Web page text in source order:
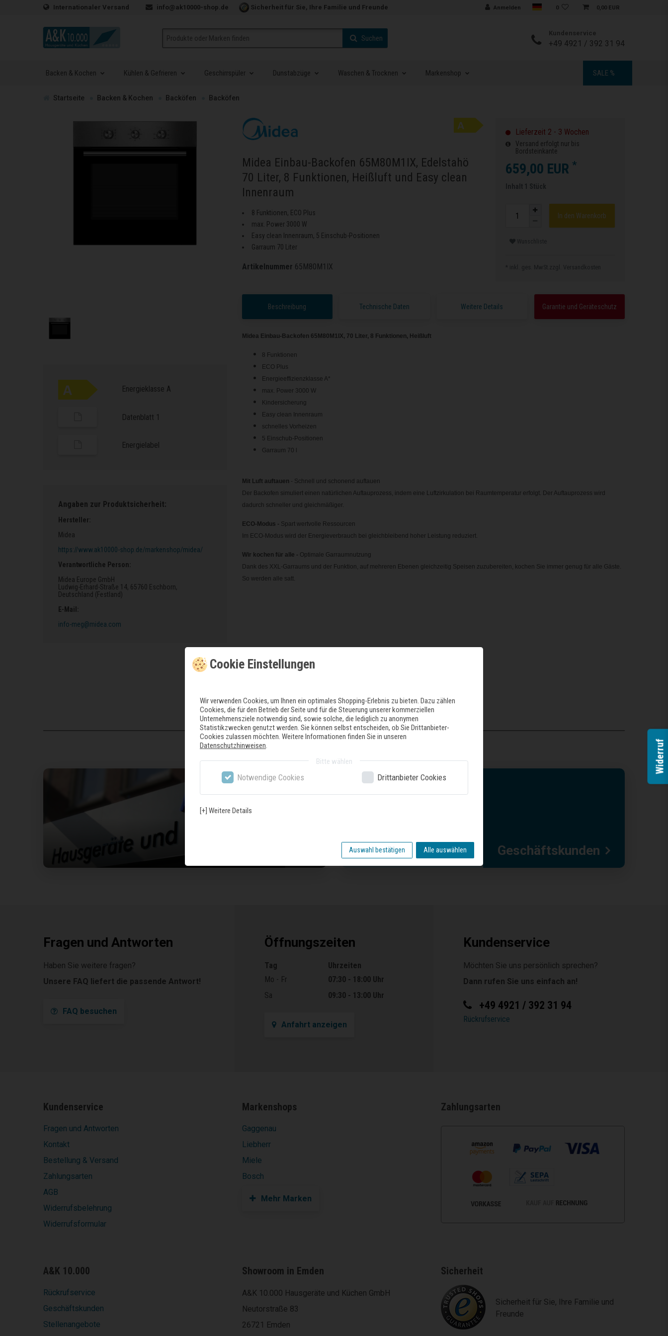
Zum Inhalt springen
Internationaler Versand info@ak10000-shop.de Sicherheit für Sie, Ihre Familie und Freunde Anmelden Sprache auswählen
0 0,00 EUR
Suche Suchen
Kundenservice
+49 4921 / 392 31 94
Backen & Kochen Kühlen & Gefrieren Geschirrspüler Dunstabzüge Waschen & Trocknen Markenshop SALE %
Zur
Startseite Backen & Kochen Backöfen Backöfen
Energieklasse A
Datenblatt 1
Energielabel
Angaben zur Produktsicherheit:
Hersteller:
Midea
https://www.ak10000-shop.de/markenshop/midea/
Verantwortliche Person:
Midea Europe GmbH
Ludwig-Erhard-Straße 14, 65760 Eschborn,
Deutschland (Festland)
E-Mail:
info-meg@midea.com
Midea Einbau-Backofen 65M80M1IX, Edelstahö
70 Liter, 8 Funktionen, Heißluft und Easy clean
Innenraum
8 Funktionen, ECO Plus
max. Power 3000 W
Easy clean Innenraum, 5 Einschub-Positionen
Garraum 70 Liter
Artikelnummer 65M80M1IX
Lieferzeit 2 - 3 Wochen
Versand erfolgt nur bis
Bordsteinkante
659,00 EUR *
Inhalt 1 Stück
In den Warenkorb
Wunschliste
* inkl. ges. MwSt.zzgl. Versandkosten
Beschreibung Technische Daten Weitere Details Garantie und Geräteschutz
Midea Einbau-Backofen 65M80M1IX, 70 Liter, 8 Funktionen, Heißluft
8 Funktionen
ECO Plus
Energieeffizienzklasse A*
max. Power 3000 W
Kindersicherung
Easy clean Innenraum
schnelles Vorheizen
5 Einschub-Positionen
Garraum 70 l
Mit Luft auftauen - Schnell und schonend auftauen
Der Backofen simuliert einen natürlichen Auftauprozess, indem eine Luftzirkulation bei Raumtemperatur erfolgt. Der Auftauprozess wird
dadurch schneller und gleichmäßiger.
ECO-Modus - Spart wertvolle Ressourcen
Im ECO-Modus wird der Energieverbrauch bei gleichbleibend hoher Leistung reduziert.
Wir kochen für alle - Optimale Garraumnutzung
Dank des XXL-Garraums und der Funktion, auf mehreren Ebenen gleichzeitig Speisen zuzubereiten, kochen Sie immer genug für alle Gäste.
So werden alle satt.
Geschäftskunden
Fragen und Antworten
Haben Sie weitere fragen?
Unsere FAQ liefert die passende Antwort!
FAQ besuchen
Öffnungszeiten
Öffnungszeiten
Tag
Uhrzeiten
Mo - Fr
07:30 - 18:00 Uhr
Sa
09:30 - 13:00 Uhr
Anfahrt anzeigen
Kundenservice
Möchten Sie uns persönlich sprechen?
Dann rufen Sie uns einfach an!
+49 4921 / 392 31 94
Rückrufservice
Kundenservice
Fragen und Antworten
Kontakt
Bestellung & Versand
Zahlungsarten
AGB
Widerrufsbelehrung
Widerrufsformular
Markenshops
Gaggenau
Liebherr
Miele
Bosch
Mehr Marken
Zahlungsarten
A&K 10.000
Rückrufservice
Geschäftskunden
Stellenangebote
Showroom in Emden
A&K 10.000 Hausgeräte und Küchen GmbH
Neutorstraße 83
26721 Emden
Sicherheit
Sicherheit für Sie, Ihre Familie und
Freunde
Cookie Einstellungen
Wir verwenden Cookies, um Ihnen ein optimales Shopping-Erlebnis zu bieten. Dazu zählen
Cookies, die für den Betrieb der Seite und für die Steuerung unserer kommerziellen
Unternehmensziele notwendig sind, sowie solche, die lediglich zu anonymen
Statistikzwecken genutzt werden. Sie können selbst entscheiden, ob Sie Drittanbieter-
Cookies zulassen möchten. Weitere Informationen finden Sie in unseren
Datenschutzhinweisen.
Bitte wählen
Notwendige Cookies Drittanbieter Cookies
[+] Weitere Details
Auswahl bestätigen Alle auswählen
Widerruf